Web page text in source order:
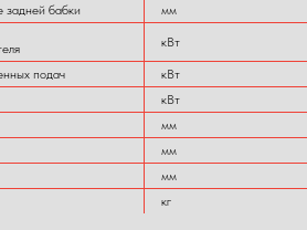
задней бабки
мм
кВт
подач
кВт
кВт
мм
мм
мм
кг